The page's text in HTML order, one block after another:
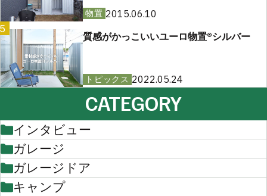
物置 2015.06.10
質感がかっこいいユーロ物置®︎シルバー
トピックス 2022.05.24
CATEGORY
インタビュー
ガレージ
ガレージドア
キャンプ